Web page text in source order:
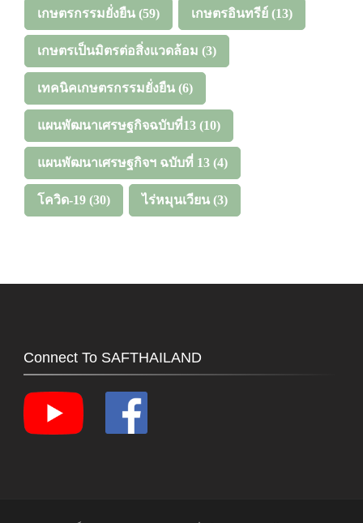
เกษตรกรรมยั่งยืน (59) เกษตรอินทรีย์ (13)
เกษตรเป็นมิตรต่อสิ่งแวดล้อม (3)
เทคนิคเกษตรกรรมยั่งยืน (6)
แผนพัฒนาเศรษฐกิจฉบับที่13 (10)
แผนพัฒนาเศรษฐกิจฯ ฉบับที่ 13 (4)
โควิด-19 (30) ไร่หมุนเวียน (3)
Connect To SAFTHAILAND